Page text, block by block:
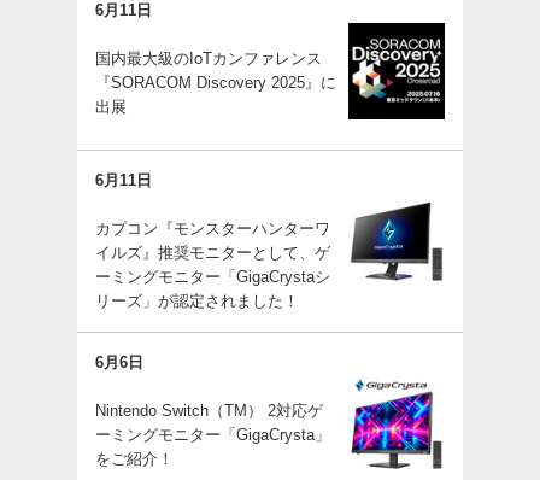
6月11日
国内最大級のIoTカンファレンス
『SORACOM Discovery 2025』に
出展
6月11日
カプコン『モンスターハンターワ
イルズ』推奨モニターとして、ゲ
ーミングモニター「GigaCrystaシ
リーズ」が認定されました！
6月6日
Nintendo Switch（TM） 2対応ゲ
ーミングモニター「GigaCrysta」
をご紹介！